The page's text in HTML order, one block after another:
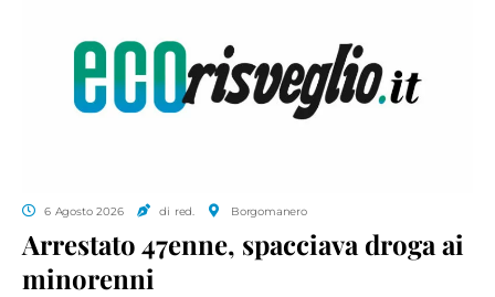
6 Agosto 2026 di red. Borgomanero
Arrestato 47enne, spacciava droga ai
minorenni